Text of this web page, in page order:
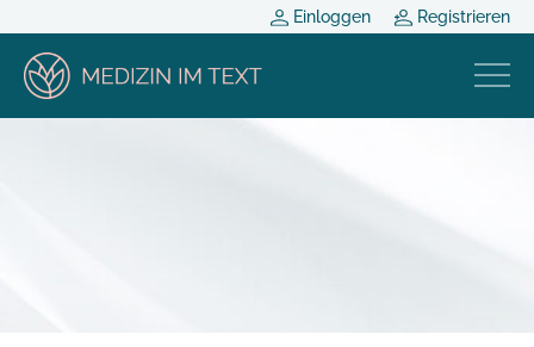
Einloggen Registrieren